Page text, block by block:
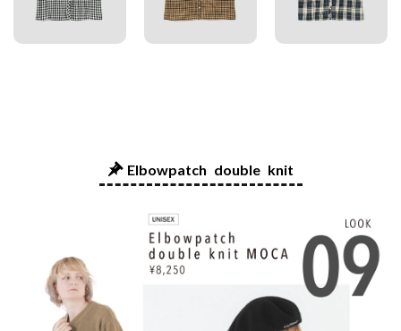
Elbowpatch double knit